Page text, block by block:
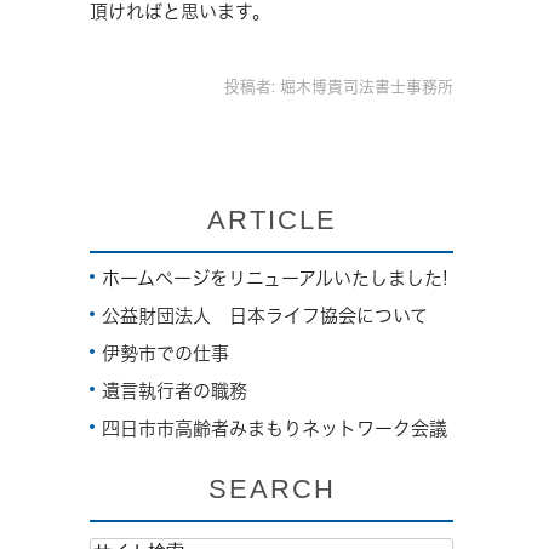
頂ければと思います。
投稿者: 堀木博貴司法書士事務所
ARTICLE
ホームページをリニューアルいたしました!
公益財団法人 日本ライフ協会について
伊勢市での仕事
遺言執行者の職務
四日市市高齢者みまもりネットワーク会議
SEARCH